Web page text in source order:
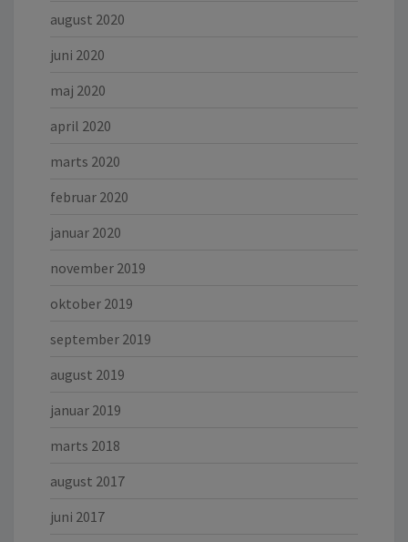
august 2020
juni 2020
maj 2020
april 2020
marts 2020
februar 2020
januar 2020
november 2019
oktober 2019
september 2019
august 2019
januar 2019
marts 2018
august 2017
juni 2017